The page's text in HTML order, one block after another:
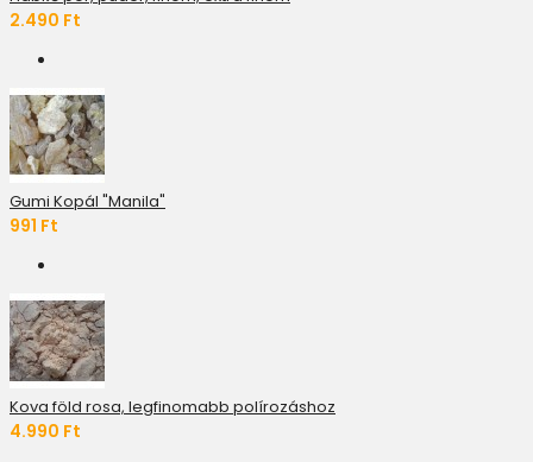
2.490 Ft
Gumi Kopál "Manila"
991 Ft
Kova föld rosa, legfinomabb polírozáshoz
4.990 Ft